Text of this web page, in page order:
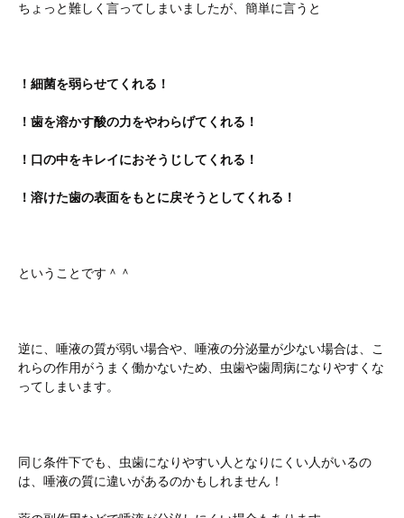
ちょっと難しく言ってしまいましたが、簡単に言うと
！細菌を弱らせてくれる！
！歯を溶かす酸の力をやわらげてくれる！
！口の中をキレイにおそうじしてくれる！
！溶けた歯の表面をもとに戻そうとしてくれる！
ということです＾＾
逆に、唾液の質が弱い場合や、唾液の分泌量が少ない場合は、こ
れらの作用がうまく働かないため、虫歯や歯周病になりやすくな
ってしまいます。
同じ条件下でも、虫歯になりやすい人となりにくい人がいるの
は、唾液の質に違いがあるのかもしれません！